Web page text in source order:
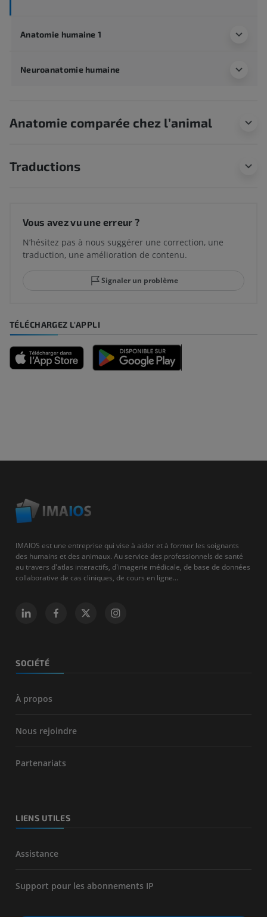
Anatomie humaine 1
Neuroanatomie humaine
Anatomie comparée chez l’animal
Traductions
Vous avez vu une erreur ?
N’hésitez pas à nous suggérer une correction, une
traduction, une amélioration de contenu.
Signaler un problème
TÉLÉCHARGEZ L'APPLI
IMAIOS est une entreprise qui vise à aider et à former les soignants
des humains et des animaux. Au service des professionnels de santé
au travers d'atlas interactifs, d'imagerie médicale, de base de données
collaborative de cas cliniques, de cours en ligne...
SOCIÉTÉ
À propos
Nous rejoindre
Partenariats
LIENS UTILES
Assistance
Support pour les abonnements IP